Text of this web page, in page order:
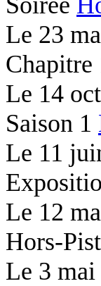
Le 23
Chapitre
Le 14
Saison 1
Le 11
Le 12
Hors-
Le 3